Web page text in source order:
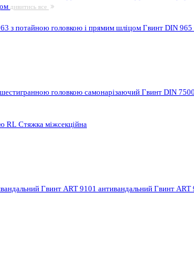
дивитись все
з потайною головкою і прямим шліцом Гвинт DIN 965
головкою самонарізаючий Гвинт DIN
RL Стяжка міжсекційна
Гвинт ART 9101 антивандальний Гвинт ART